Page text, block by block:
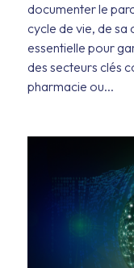
documenter le
cycle de vie, de sa
essentielle pour
des secteurs clés
pharmacie ou...